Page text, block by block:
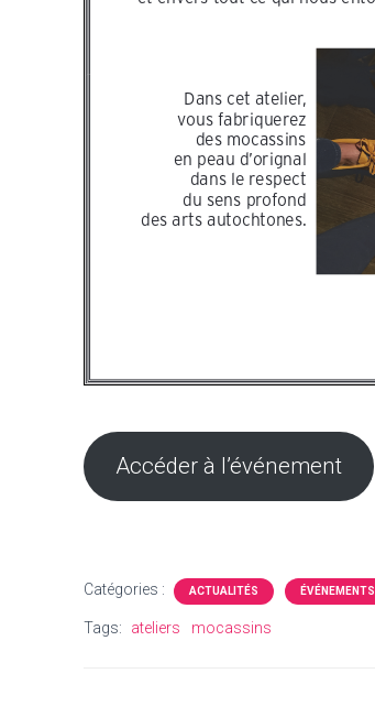
Accéder à l’événement
Catégories : ACTUALITÉS ÉVÉNEMENTS
Tags: ateliers mocassins